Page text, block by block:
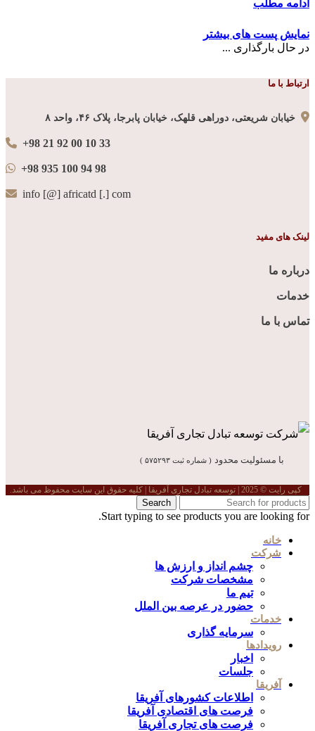
ادامه مطلب
نمایش پست های بیشتر
در حال بارگذاری ...
ارتباط با ما
خیابان شریعتی، دوراهی قلهک، خیابان پابرجا، پلاک ۴۶، واحد ۸
+98 21 92 00 10 33
+98 935 100 94 98
info [@] africatd [.] com
لینک های مفید
درباره ما
خدمات
تماس با ما
با مسئولیت محدود ( شماره ثبت ۵۷۵۲۹۳ )
کپی رایت © 2025 | توسعه تبادل تجاری آفریقا | کلیه حقوق این سایت محفوظ می باشد.
Search
Start typing to see products you are looking for.
خانه
شرکت
چشم انداز و ارزش ها
مشخصات شرکت
تیم ما
حضور در عرصه بین الملل
خدمات
سرمایه گذاری
رویدادها
اخبار
جلسات
آفریقا
اطلاعات کشورهای آفریقا
فرصت های اقتصادی آفریقا
فرصت های تجاری آفریقا